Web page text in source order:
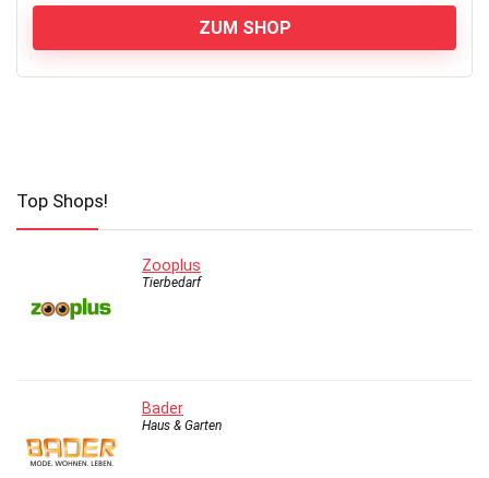
ZUM SHOP
Top Shops!
Zooplus
Tierbedarf
Bader
Haus & Garten